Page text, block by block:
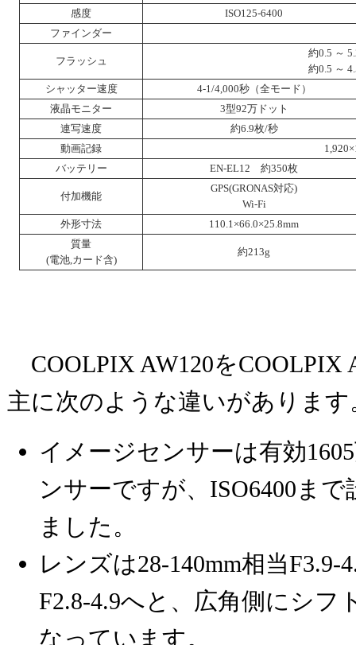
感度
ISO125-6400
ファインダー
フラッシュ
約0.5 ～
約0.5 ～
シャッター速度
4-1/4,000秒（全モード）
液晶モニター
3型92万ドット
連写速度
約6.9枚/秒
動画記録
バッテリー
EN-EL12 約350枚
付加機能
GPS(GRONAS対応)
Wi-Fi
外形寸法
110.1×66.0×25.8mm
質量
(電池,カード含)
約213g
COOLPIX AW120をCOOLPIX
主に次のような違いがあります
イメージセンサーは有効
ンサーですが、ISO6400ま
ました。
レンズは28-140mm相当F3.9-
F2.8-4.9へと、広角側にシフ
なっています。